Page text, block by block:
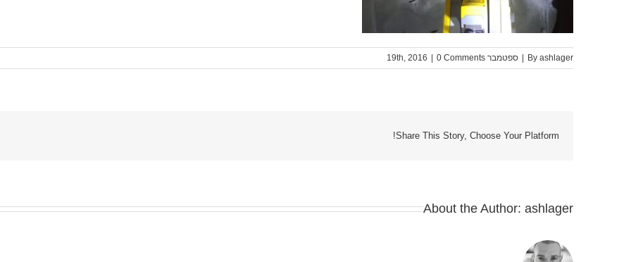
By ashlager
| ספטמבר 19th, 2016 | 0 Comments
Share This Story, Choose Your Platform!
About the Author: ashlager